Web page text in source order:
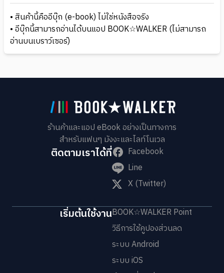
• สินค้านี้คืออีบุ๊ก (e-book) ไม่ใช่หนังสือจริง
• อีบุ๊กนี้สามารถอ่านได้บนแอป BOOK☆WALKER (ไม่สามารถ
อ่านบนเบราว์เซอร์)
ร้านค้าและแอป eBook อย่างเป็นทางการ
สำหรับแฟนๆ มังงะและไลท์โนเวล
ติดตามเราได้ที่
Facebook
Line
X (Twitter)
เริ่มต้นใช้งานBOOK☆WALKER Point
วิธีการใช้คูปองส่วนลด
ระบบ Android
ระบบ iOS